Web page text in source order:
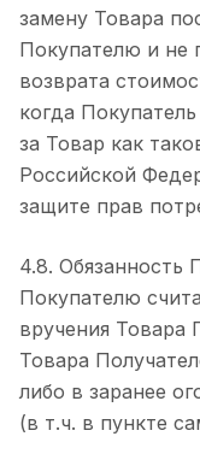
замену Товара
Покупателю и не
возврата
когда
за Товар как
Российской
защите прав
4.8. Обязанность
Покупателю
вручения Товара
Товара
либо в заранее
(в т.ч. в пункте